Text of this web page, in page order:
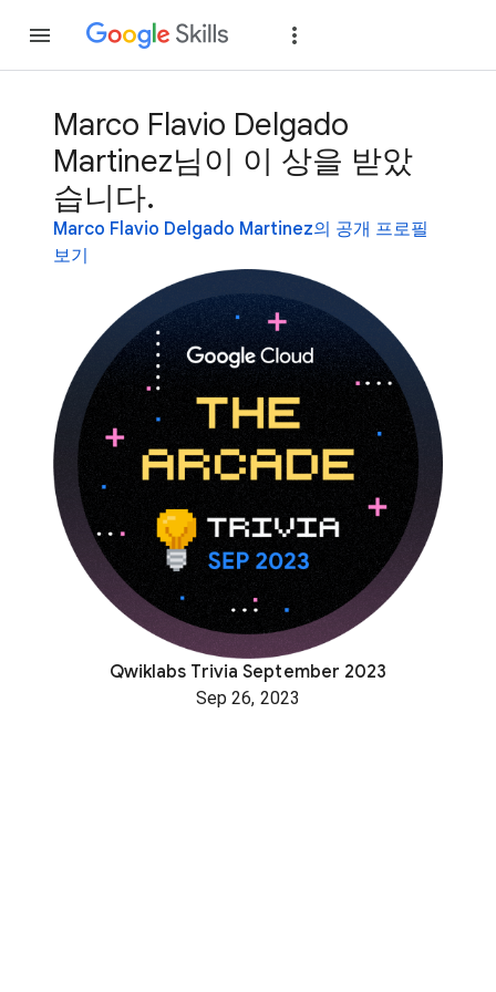
Marco Flavio Delgado
Martinez님이 이 상을 받았
습니다.
Marco Flavio Delgado Martinez의 공개 프로필
보기